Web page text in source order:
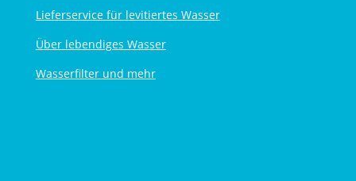
Lieferservice für levitiertes Wasser
Über lebendiges Wasser
Wasserfilter und mehr